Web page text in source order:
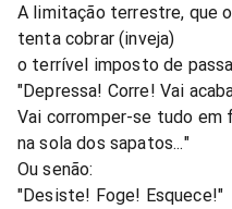
A limitação terrestre, que
tenta cobrar (inveja)
o terrível imposto de
"Depressa! Corre! Vai
Vai corromper-se tudo em
na sola dos sapatos..."
Ou senão:
"Desiste! Foge! Esquece!"